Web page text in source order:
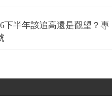
下半年該追高還是觀望？專